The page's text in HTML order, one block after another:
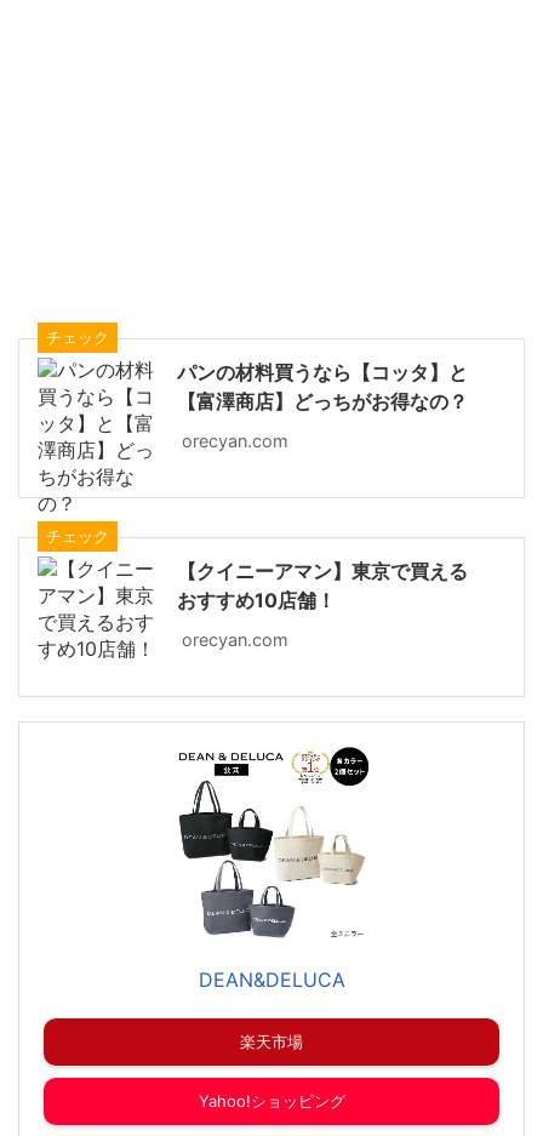
チェック
パンの材料買うなら【コッタ】と
【富澤商店】どっちがお得なの？
orecyan.com
チェック
【クイニーアマン】東京で買える
おすすめ10店舗！
orecyan.com
DEAN&DELUCA
楽天市場
Yahoo!ショッピング